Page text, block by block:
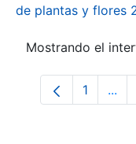
de plantas y flores
Mostrando el
Página
1 ...